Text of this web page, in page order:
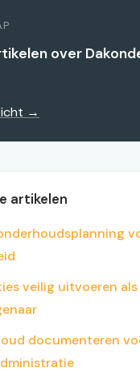
over
→
artikelen
veilig uitvoeren als
documenteren